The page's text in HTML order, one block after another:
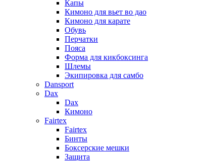
Капы
Кимоно для вьет во дао
Кимоно для карате
Обувь
Перчатки
Пояса
Форма для кикбоксинга
Шлемы
Экипировка для самбо
Dansport
Dax
Dax
Кимоно
Fairtex
Fairtex
Бинты
Боксерские мешки
Защита